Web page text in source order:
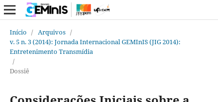
Início / Arquivos /
v. 5 n. 3 (2014): Jornada Internacional GEMInIS (JIG 2014):
Entretenimento Transmídia
/
Dossiê